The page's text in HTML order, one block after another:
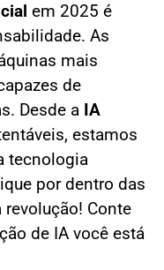
em 2025 é
As
mais
de
Desde a IA
estamos
tecnologia
por dentro das
Conte
de IA você está